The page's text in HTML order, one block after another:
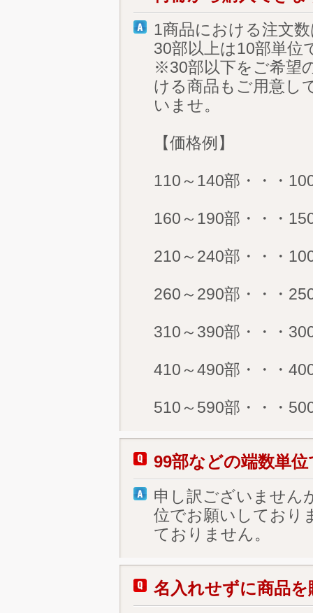
1商品における注文
30部以上は10部単位
※30部以下をご希望
ける商品もご用意し
いませ。
【価格例】
110～140部・・・
160～190部・・・
210～240部・・・
260～290部・・・
310～390部・・・
410～490部・・・
510～590部・・・
99部などの端数単
申し訳ございません
位でお願いしており
ておりません。
名入れせずに商品